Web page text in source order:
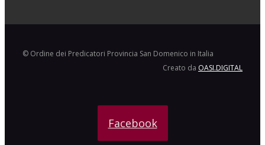
© Ordine dei Predicatori Provincia San Domenico in Italia
Creato da OASI.DIGITAL
Facebook